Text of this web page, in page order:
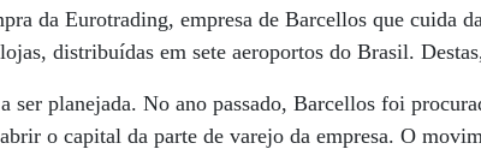
da Eurotrading, empresa de Barcellos que cuida
distribuídas em sete aeroportos do Brasil.
ser planejada. No ano passado, Barcellos foi
o capital da parte de varejo da empresa. O